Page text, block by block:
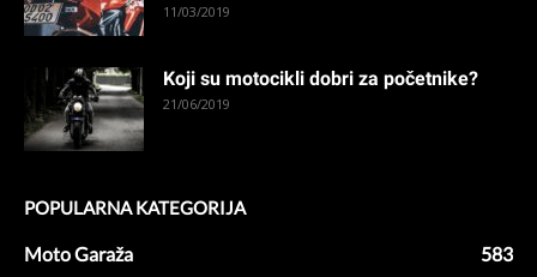
11/03/2019
Koji su motocikli dobri za početnike?
21/06/2019
POPULARNA KATEGORIJA
Moto Garaža
583